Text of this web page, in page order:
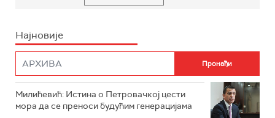
Најновије
Милићевић: Истина о Петровачкој цести
мора да се преноси будућим генерацијама